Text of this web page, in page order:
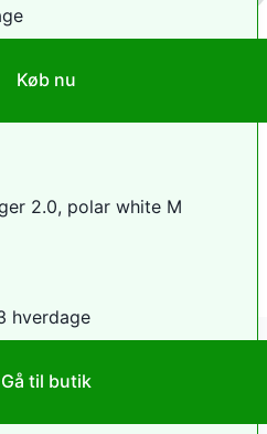
Køb nu
2.0, polar white M
hverdage
Gå til butik